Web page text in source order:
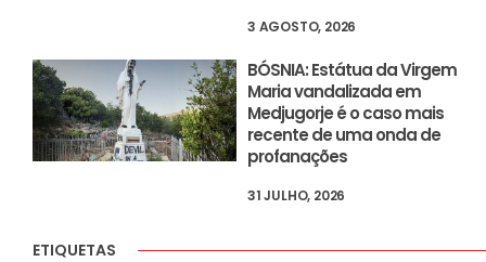
3 AGOSTO, 2026
BÓSNIA: Estátua da Virgem
Maria vandalizada em
Medjugorje é o caso mais
recente de uma onda de
profanações
31 JULHO, 2026
ETIQUETAS